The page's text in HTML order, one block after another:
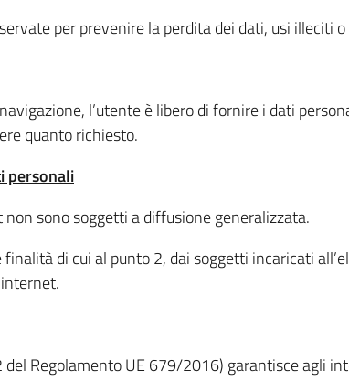
per prevenire la perdita dei dati, usi illeciti
l’utente è libero di fornire i dati
quanto richiesto.
personali
sono soggetti a diffusione generalizzata.
di cui al punto 2, dai soggetti incaricati
Regolamento UE 679/2016) garantisce agli